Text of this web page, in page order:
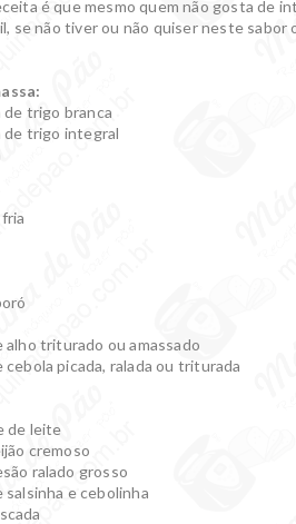
é que mesmo quem não gosta de
se não tiver ou não quiser neste sabor
de trigo branca
de trigo integral
alho triturado ou amassado
cebola picada, ralada ou triturada
de leite
cremoso
ralado grosso
salsinha e cebolinha